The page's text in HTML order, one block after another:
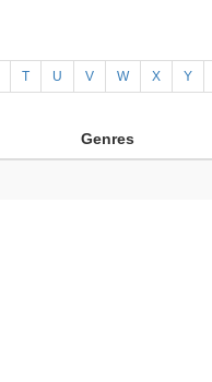
T U V W X Y
Genres